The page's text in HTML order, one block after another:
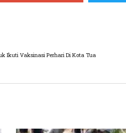
Ikuti Vaksinasi Perhari Di Kota Tua